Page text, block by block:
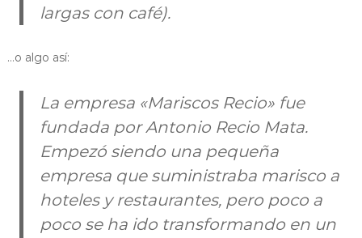
largas con café).
…o algo así:
La empresa «Mariscos Recio» fue
fundada por Antonio Recio Mata.
Empezó siendo una pequeña
empresa que suministraba marisco a
hoteles y restaurantes, pero poco a
poco se ha ido transformando en un